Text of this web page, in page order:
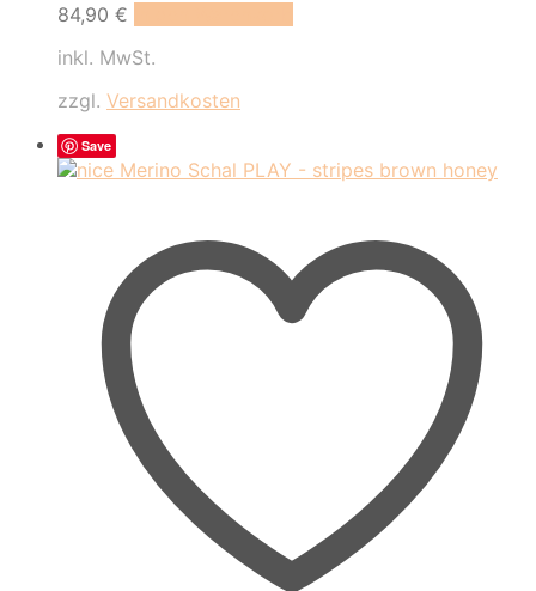
84,90 €
inkl. MwSt.
zzgl. Versandkosten
Save